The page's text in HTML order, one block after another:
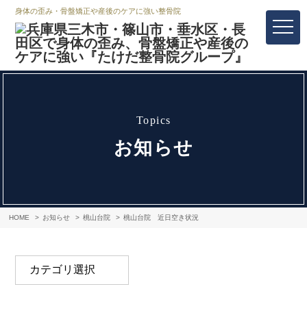
身体の歪み・骨盤矯正や産後のケアに強い整骨院
topics
お知らせ
HOME お知らせ 桃山台院 桃山台院 近日空き状況